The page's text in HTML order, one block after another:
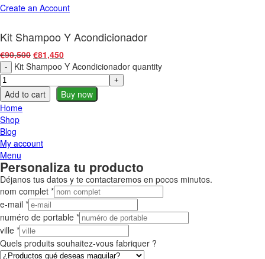
Create an Account
Kit Shampoo Y Acondicionador
€90,500 €81,450
Kit Shampoo Y Acondicionador quantity
Add to cart
Buy now
Home
Shop
Blog
My account
Menu
Personaliza tu producto
Déjanos tus datos y te contactaremos en pocos minutos.
nom complet *
e-mail *
numéro de portable *
ville *
Quels produits souhaitez-vous fabriquer ?